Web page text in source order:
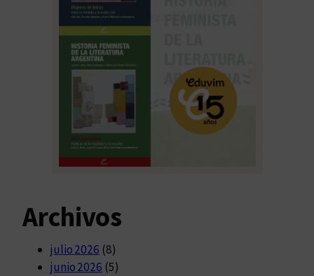
Archivos
julio 2026 (8)
junio 2026 (5)